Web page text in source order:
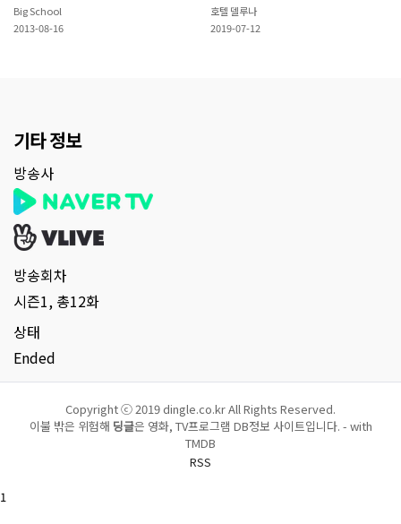
Big School
2013-08-16
호텔 델루나
2019-07-12
기타 정보
방송사
방송회차
시즌1, 총12화
상태
Ended
Copyright ⓒ 2019 dingle.co.kr All Rights Reserved.
이불 밖은 위험해 딩글은 영화, TV프로그램 DB정보 사이트입니다. - with
TMDB
RSS
1